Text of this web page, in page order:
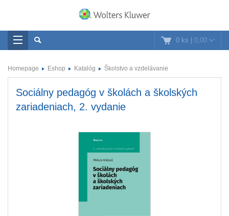
0 ks | 0,00
Homepage Eshop Katalóg Školstvo a vzdelávanie
Sociálny pedagóg v školách a školských
zariadeniach, 2. vydanie